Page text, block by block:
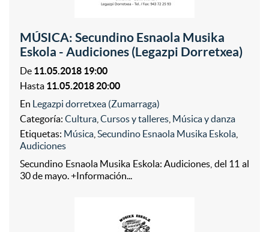
MÚSICA: Secundino Esnaola Musika
Eskola - Audiciones (Legazpi Dorretxea)
De 11.05.2018 19:00
Hasta 11.05.2018 20:00
En Legazpi dorretxea (Zumarraga)
Categoría: Cultura Cursos y talleres Música y danza
Etiquetas: Música Secundino Esnaola Musika Eskola
Audiciones
Secundino Esnaola Musika Eskola: Audiciones, del 11 al
30 de mayo. +Información...